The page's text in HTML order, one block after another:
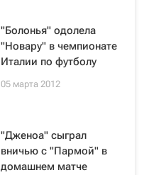
"Болонья" одолела
"Новару" в чемпионате
Италии по футболу
05 марта 2012
"Дженоа" сыграл
вничью с "Пармой" в
домашнем матче